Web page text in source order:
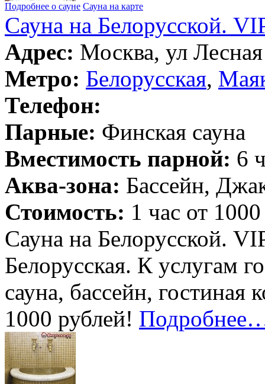
Подробнее о сауне Сауна на карте
Сауна на Белорусской.
Адрес: Москва, ул
Метро: Белорусская,
Телефон:
Парные: Финская сауна
Вместимость парной: 6
Аква-зона: Бассейн,
Стоимость: 1 час от
Сауна на Белорусской.
Белорусская. К услугам
сауна, бассейн, гостиная
1000 рублей!